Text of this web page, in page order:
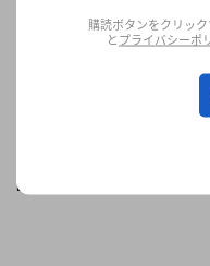
〈Supreme〉x〈Nike SB〉
Browne〉x〈ASICS〉初コ
購読ボタンをクリッ
とプライバシーポ